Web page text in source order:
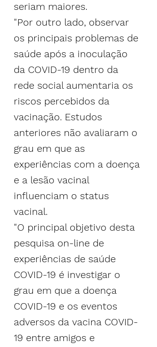
seriam maiores.
"Por outro lado, observar
os principais problemas de
saúde após a inoculação
da COVID-19 dentro da
rede social aumentaria os
riscos percebidos da
vacinação. Estudos
anteriores não avaliaram o
grau em que as
experiências com a doença
e a lesão vacinal
influenciam o status
vacinal.
"O principal objetivo desta
pesquisa on-line de
experiências de saúde
COVID-19 é investigar o
grau em que a doença
COVID-19 e os eventos
adversos da vacina COVID-
19 entre amigos e